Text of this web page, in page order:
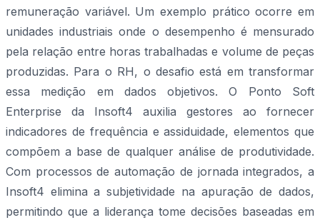
remuneração variável. Um exemplo prático ocorre em
unidades industriais onde o desempenho é mensurado
pela relação entre horas trabalhadas e volume de peças
produzidas. Para o RH, o desafio está em transformar
essa medição em dados objetivos. O Ponto Soft
Enterprise da Insoft4 auxilia gestores ao fornecer
indicadores de frequência e assiduidade, elementos que
compõem a base de qualquer análise de produtividade.
Com processos de automação de jornada integrados, a
Insoft4 elimina a subjetividade na apuração de dados,
permitindo que a liderança tome decisões baseadas em